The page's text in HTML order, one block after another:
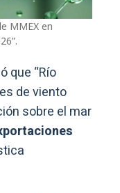
MMEX en
que “Río
de viento
sobre el mar